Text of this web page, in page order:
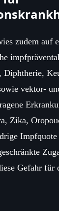
zudem auf
Diphtherie,
vektor-
Zika,
Impfquote
Gefahr für